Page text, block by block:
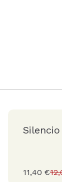
Silencio
11,40 €